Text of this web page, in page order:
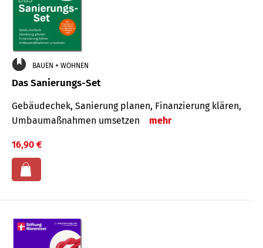
BAUEN + WOHNEN
Das Sanierungs-Set
Gebäudechek, Sanierung planen, Finanzierung klären,
Umbaumaßnahmen umsetzen
mehr
16,90 €